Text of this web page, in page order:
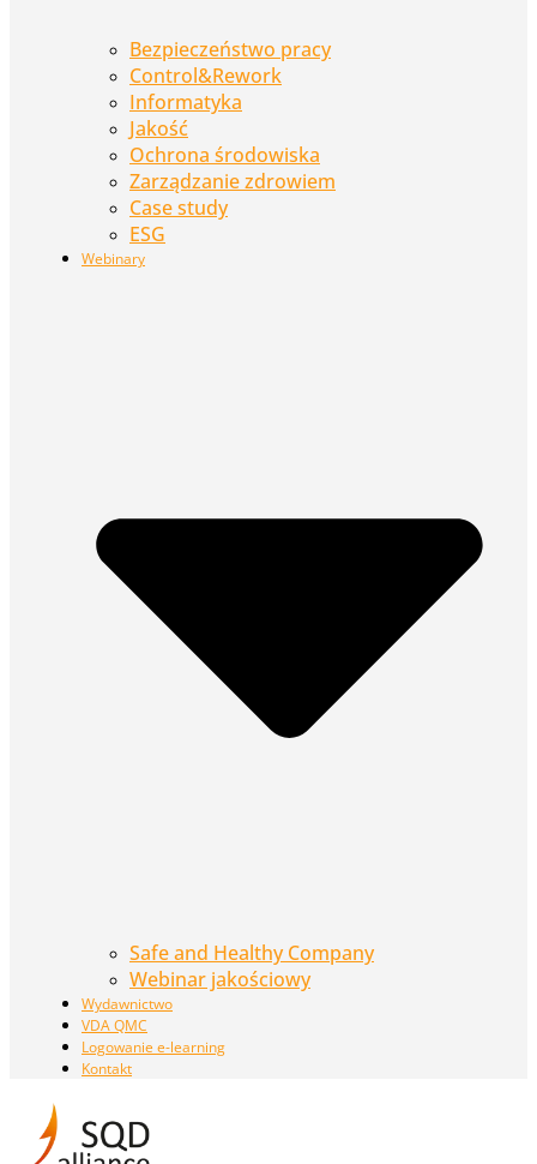
Bezpieczeństwo pracy
Control&Rework
Informatyka
Jakość
Ochrona środowiska
Zarządzanie zdrowiem
Case study
ESG
Webinary
Safe and Healthy Company
Webinar jakościowy
Wydawnictwo
VDA QMC
Logowanie e-learning
Kontakt